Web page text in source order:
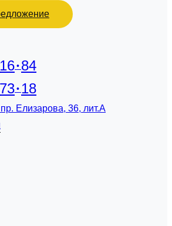
16 84
73 18
Елизарова, 36, лит.А